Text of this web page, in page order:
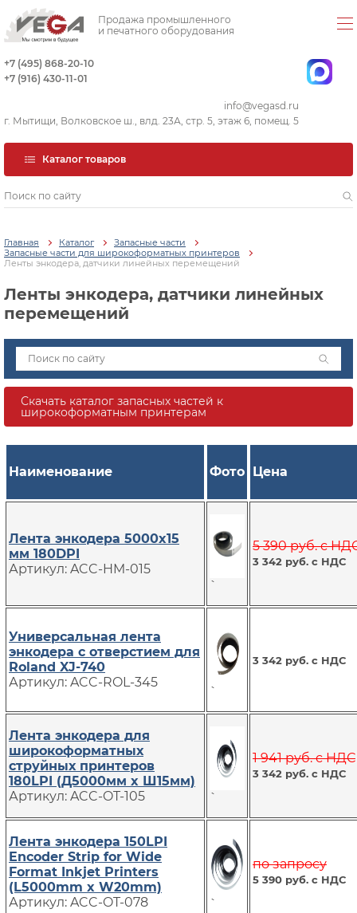
Продажа промышленного
и печатного оборудования
+7 (495) 868-20-10
+7 (916) 430-11-01
info@vegasd.ru
г. Мытищи, Волковское ш., влд. 23А, стр. 5, этаж 6, помещ. 5
Каталог товаров
Главная Каталог
Запасные части
Запасные части для широкоформатных принтеров
Ленты энкодера, датчики линейных перемещений
Ленты энкодера, датчики линейных
перемещений
Скачать каталог запасных частей к
широкоформатным принтерам
Наименование Фото Цена
Лента энкодера 5000x15
мм 180DPI
Артикул: ACC-HM-015
`
5 390 руб. с
3 342 руб. с НДС
Универсальная лента
энкодера с отверстием для
Roland XJ-740
Артикул: ACC-ROL-345
`
3 342 руб. с НДС
Лента энкодера для
широкоформатных
струйных принтеров
180LPI (Д5000мм x Ш15мм)
Артикул: ACC-OT-105
`
1 941 руб. с НДС
3 342 руб. с НДС
Лента энкодера 150LPI
Encoder Strip for Wide
Format Inkjet Printers
(L5000mm x W20mm)
Артикул: ACC-OT-078
`
по запросу
5 390 руб. с НДС